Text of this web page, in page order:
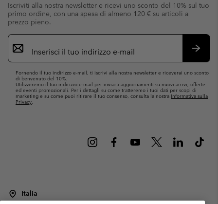
Iscriviti alla nostra newsletter e ricevi uno sconto del 10% sul tuo
primo ordine, con una spesa di almeno 120 € su articoli a
prezzo pieno.
Iscrizione
e-
mail
Fornendo il tuo indirizzo e-mail, ti iscrivi alla nostra newsletter e riceverai uno sconto
di benvenuto del 10%.
Utilizzeremo il tuo indirizzo e-mail per inviarti aggiornamenti su nuovi arrivi, offerte
ed eventi promozionali. Per i dettagli su come tratteremo i tuoi dati per scopi di
marketing e su come puoi ritirare il tuo consenso, consulta la nostra Informativa sulla
Privacy.
Italia